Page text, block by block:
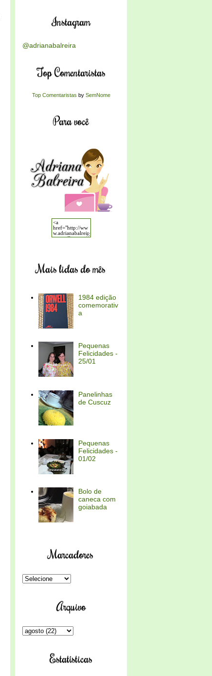
Instagram
@adrianabalreira
Top Comentaristas
Top Comentaristas by SemNome
Para você
Mais lidas do mês
1984 edição
comemorativ
a
Pequenas
Felicidades -
25/01
Panelinhas
de Cuscuz
Pequenas
Felicidades -
01/02
Bolo de
caneca com
goiabada
Marcadores
Arquivo
Estatísticas